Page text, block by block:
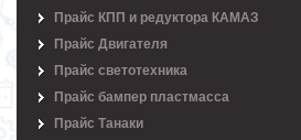
Прайс КПП и редуктора КАМАЗ
Прайс Двигателя
Прайс светотехника
Прайс бампер пластмасса
Прайс Танаки